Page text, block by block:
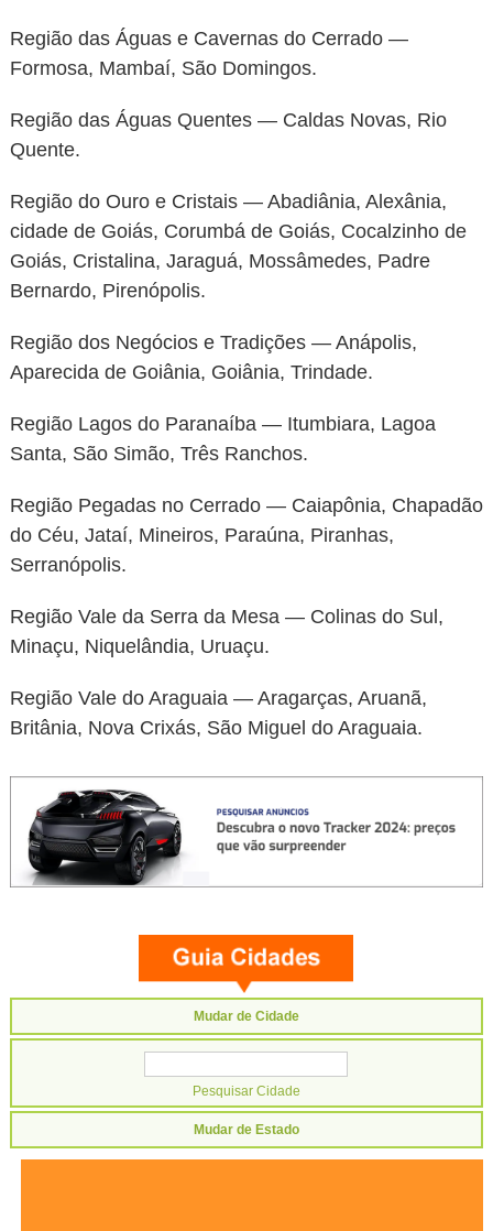
Região das Águas e Cavernas do Cerrado —
Formosa, Mambaí, São Domingos.
Região das Águas Quentes — Caldas Novas, Rio
Quente.
Região do Ouro e Cristais — Abadiânia, Alexânia,
cidade de Goiás, Corumbá de Goiás, Cocalzinho de
Goiás, Cristalina, Jaraguá, Mossâmedes, Padre
Bernardo, Pirenópolis.
Região dos Negócios e Tradições — Anápolis,
Aparecida de Goiânia, Goiânia, Trindade.
Região Lagos do Paranaíba — Itumbiara, Lagoa
Santa, São Simão, Três Ranchos.
Região Pegadas no Cerrado — Caiapônia, Chapadão
do Céu, Jataí, Mineiros, Paraúna, Piranhas,
Serranópolis.
Região Vale da Serra da Mesa — Colinas do Sul,
Minaçu, Niquelândia, Uruaçu.
Região Vale do Araguaia — Aragarças, Aruanã,
Britânia, Nova Crixás, São Miguel do Araguaia.
Mudar de Cidade
Mudar de Estado